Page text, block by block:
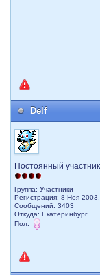
Delf
Постоянный участник
Группа: Участники
Регистрация: 8 Ноя
Сообщений: 3403
Откуда: Екатеринбург
Пол: